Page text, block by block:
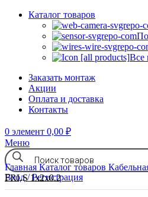
Каталог товаров
Все
Заказать монтаж
Акции
Оплата и доставка
Контакты
0 элемент 0,00 ₽
Меню
Вход / Регистрация
Главная Каталог товаров
FRLS 1х2х0.2